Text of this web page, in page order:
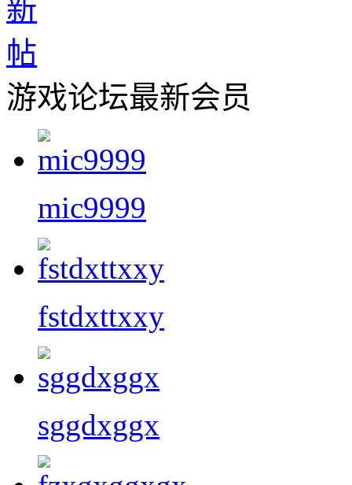
游戏论坛最新会员
mic9999
fstdxttxxy
sggdxggx